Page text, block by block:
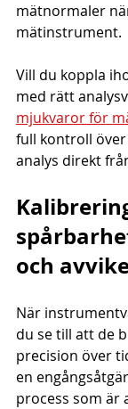
mätnormaler
mätinstrument.
Vill du koppla
med rätt
mjukvaror för
full kontroll
analys direkt
och
När
du se till att de
precision över
en
process som är